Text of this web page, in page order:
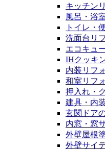
キッチン
風呂・浴
トイレ・
洗面台リ
エコキュ
IHクッキ
内装リフ
和室リフ
押入れ・
建具・内
玄関ドア
内窓・窓
外壁屋根
外壁サイ